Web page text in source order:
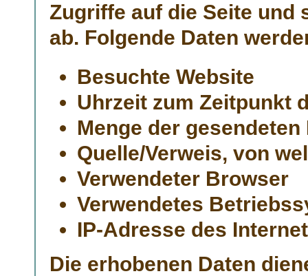
Zugriffe auf die Seite
ab. Folgende Daten
Besuchte Website
Uhrzeit zum Zeitpunkt
Menge der
Quelle/Verweis, von
Verwendeter Browser
Verwendetes
IP-Adresse des
Die erhobenen Daten